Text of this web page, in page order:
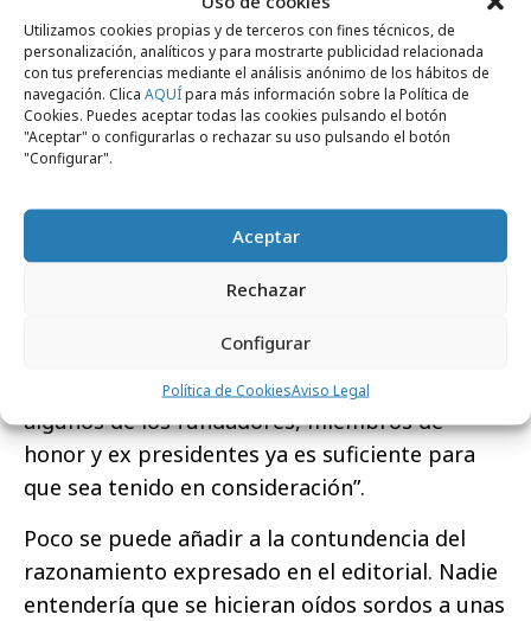
Utilizamos cookies propias y de terceros con fines técnicos, de
personalización, analíticos y para mostrarte publicidad relacionada
con tus preferencias mediante el análisis anónimo de los hábitos de
navegación. Clica AQUÍpara más información sobre la Política de
Cookies. Puedes aceptar todas las cookies pulsando el botón
"Aceptar" o configurarlas o rechazar su uso pulsando el botón
"Configurar".
Aceptar
Rechazar
Configurar
Política de CookiesAviso Legal
electorales y sus respectivas visiones de la
Academia. Y, antes de llegar a esa propuesta
(cuya materialización tanto bien haría a la
imagen de nuestra institución), el propio
editorial decía estas palabras:
“Ignorar, menospreciar o incluso negar las
consecuencias de la publicación del ‘Manifiesto
sobre el futuro de la Academia de la
considera defensor de esta institución y sus
objetivos. Solo el hecho de que lo firmen
algunos de los fundadores, miembros de
honor y ex presidentes ya es suficiente para
que sea tenido en consideración”.
Poco se puede añadir a la contundencia del
razonamiento expresado en el editorial. Nadie
entendería que se hicieran oídos sordos a unas